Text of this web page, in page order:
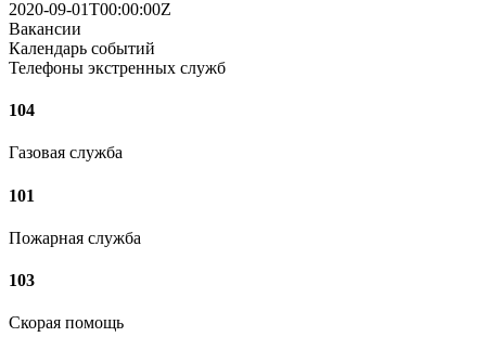
2020-09-01T00:00:00Z
Вакансии
Календарь событий
Телефоны экстренных служб
104
Газовая служба
101
Пожарная служба
103
Скорая помощь